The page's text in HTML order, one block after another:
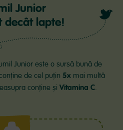
Junior
decât lapte!
Junior este o sursă bună de
de cel puțin 5x mai multă
conține și Vitamina C.